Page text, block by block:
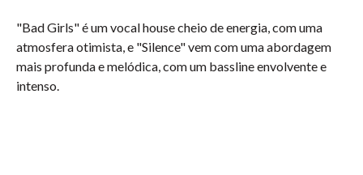
"Bad Girls" é um vocal house cheio de energia, com uma
atmosfera otimista, e "Silence" vem com uma abordagem
mais profunda e melódica, com um bassline envolvente e
intenso.